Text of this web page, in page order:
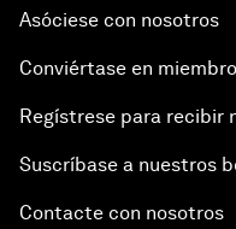
Asóciese con nosotros
Conviértase en miembro
Regístrese para recibir
Suscríbase a nuestros
Contacte con nosotros